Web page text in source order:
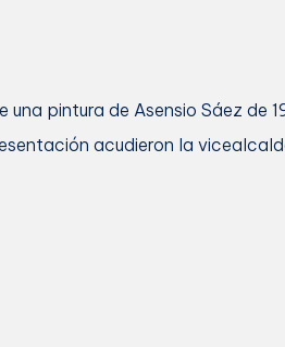
pintura de Asensio Sáez de
acudieron la